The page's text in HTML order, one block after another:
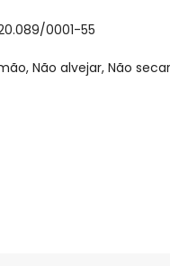
0001-55
Não alvejar, Não